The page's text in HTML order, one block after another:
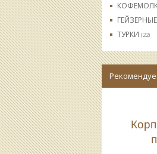
ТУРКИ (22)